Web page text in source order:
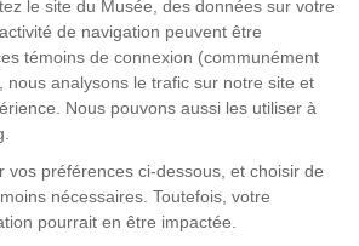
CORPORATIVE
Activités corporatives
professionnels du
tourisme